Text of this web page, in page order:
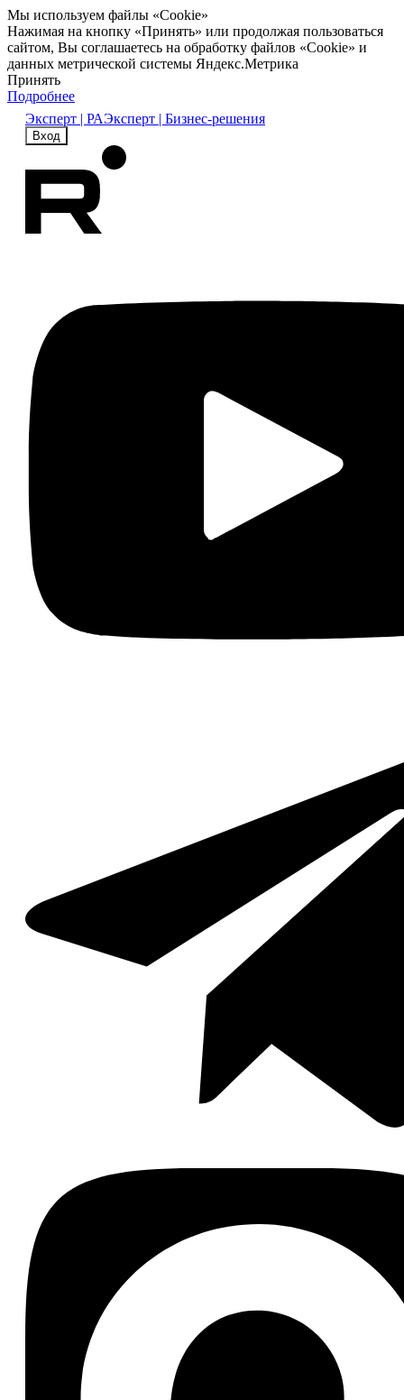
Мы используем файлы «Cookie»
Нажимая на кнопку «Принять» или продолжая пользоваться
сайтом, Вы соглашаетесь на обработку файлов «Cookie» и
данных метрической системы Яндекс.Метрика
Принять
Подробнее
Эксперт | РАЭксперт | Бизнес-решения
Вход